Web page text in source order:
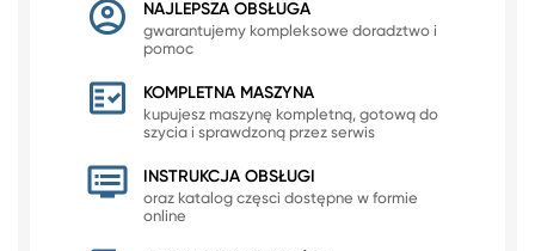
NAJLEPSZA OBSŁUGA
gwarantujemy kompleksowe doradztwo i
pomoc
KOMPLETNA MASZYNA
kupujesz maszynę kompletną, gotową do
szycia i sprawdzoną przez serwis
INSTRUKCJA OBSŁUGI
oraz katalog częsci dostępne w formie
online